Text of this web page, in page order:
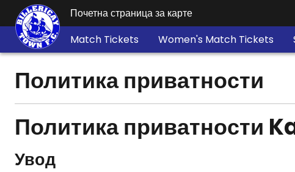
Почетна страница за карте
Match Tickets
Women's Match Tickets
Политика приватности
Политика приватности
Увод